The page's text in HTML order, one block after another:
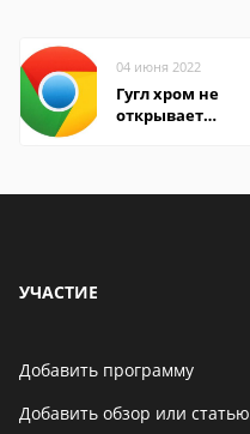
04 июня 2022
Гугл хром не
открывает
УЧАСТИЕ
Добавить программу
Добавить обзор или статью